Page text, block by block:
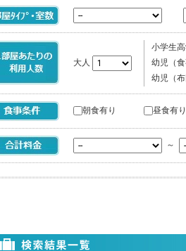
大人
小学生
幼児（食
幼児（布
朝食有り 昼食有り
～